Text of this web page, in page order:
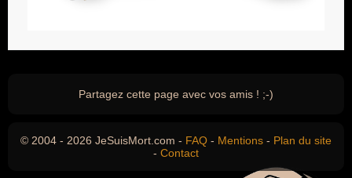
Partagez cette page avec vos amis ! ;-)
© 2004 - 2026 JeSuisMort.com - FAQ - Mentions - Plan du site
- Contact